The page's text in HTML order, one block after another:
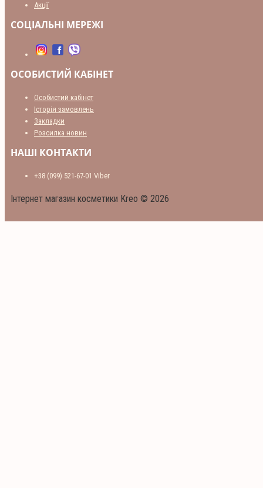
Акції
СОЦІАЛЬНІ МЕРЕЖІ
ОСОБИСТИЙ КАБІНЕТ
Особистий кабінет
Історія замовлень
Закладки
Розсилка новин
НАШІ КОНТАКТИ
+38 (099) 521-67-01 Viber
Інтернет магазин косметики Kreo © 2026